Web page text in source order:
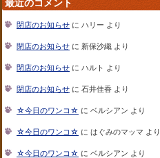
閉店のお知らせ に ハリー より
閉店のお知らせ に 新保沙織 より
閉店のお知らせ に ハルト より
閉店のお知らせ に 石井佳香 より
☆今日のワンコ☆ に ベルシアン より
☆今日のワンコ☆ に はぐみのマッマ より
☆今日のワンコ☆ に ベルシアン より